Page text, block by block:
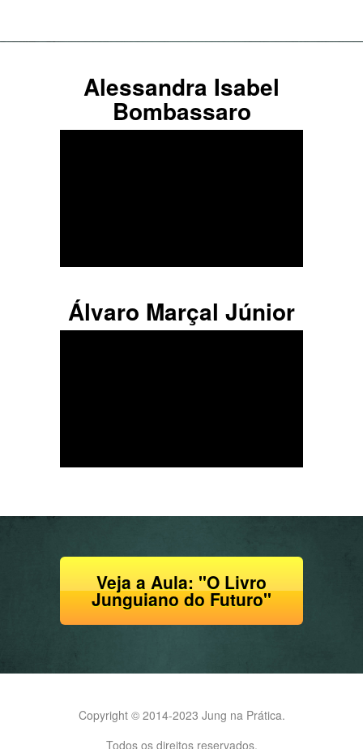
Alessandra Isabel
Bombassaro
Álvaro Marçal Júnior
Veja a Aula: "O Livro
Junguiano do Futuro"
Copyright © 2014-2023 Jung na Prática.
Todos os direitos reservados.